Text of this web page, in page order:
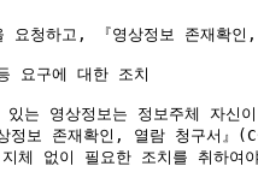
청하고, 『영상정보 존재확
요구에 대한 조치
는 영상정보는 정보주체 자신
정보 존재확인, 열람 청구서』
체 없이 필요한 조치를 취하여